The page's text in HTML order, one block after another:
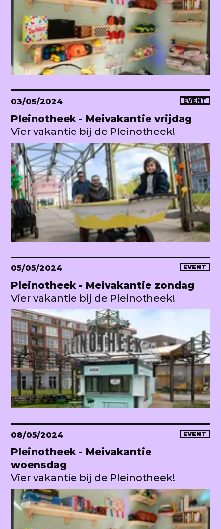
03/05/2024 EVENT
Pleinotheek - Meivakantie vrijdag
Vier vakantie bij de Pleinotheek!
05/05/2024 EVENT
Pleinotheek - Meivakantie zondag
Vier vakantie bij de Pleinotheek!
08/05/2024 EVENT
Pleinotheek - Meivakantie
woensdag
Vier vakantie bij de Pleinotheek!